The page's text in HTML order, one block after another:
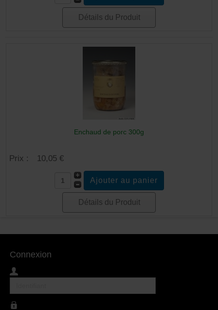
Détails du Produit
Enchaud de porc 300g
Prix : 10,05 €
Détails du Produit
Connexion